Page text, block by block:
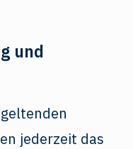
und
jederzeit das